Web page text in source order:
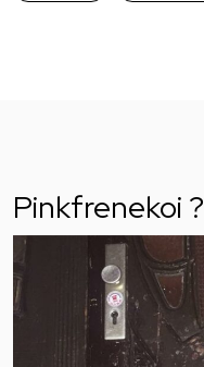
Pinkfrenekoi ?